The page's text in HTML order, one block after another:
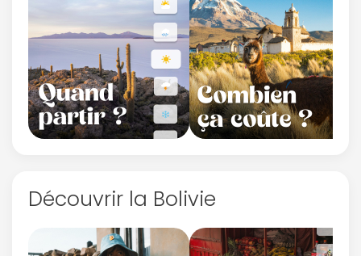
Découvrir la Bolivie